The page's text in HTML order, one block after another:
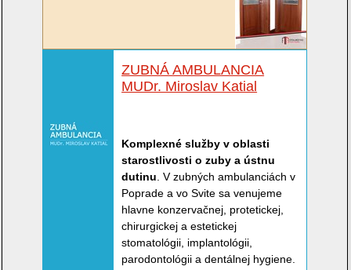
ZUBNÁ AMBULANCIA
MUDr. Miroslav Katial
Komplexné služby v oblasti
starostlivosti o zuby a ústnu
dutinu. V zubných ambulanciách v
Poprade a vo Svite sa venujeme
hlavne konzervačnej, protetickej,
chirurgickej a estetickej
stomatológii, implantológii,
parodontológii a dentálnej hygiene.